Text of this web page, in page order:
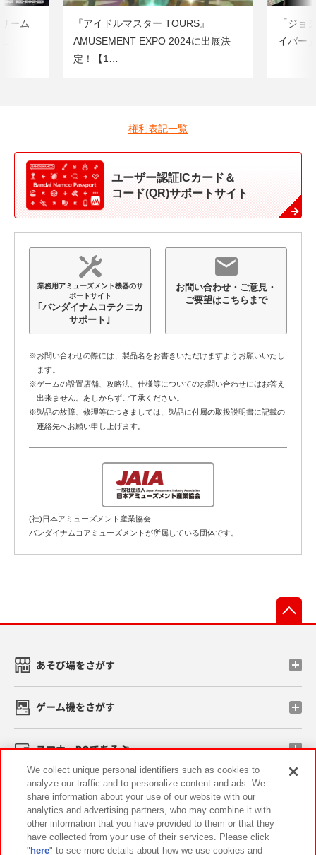
ーム
『アイドルマスター TOURS』
AMUSEMENT EXPO 2024に出展決
定！【1…
「ジョ
イバー
権利表記一覧
ユーザー認証ICカード＆
コード(QR)サポートサイト
業務用アミューズメント機器のサ
ポートサイト
｢バンダイナムコテクニカ
サポート｣
お問い合わせ・ご意見・
ご要望はこちらまで
※お問い合わせの際には、製品名をお書きいただけますようお願いいたし
ます。
※ゲームの設置店舗、攻略法、仕様等についてのお問い合わせにはお答え
出来ません。あしからずご了承ください。
※製品の故障、修理等につきましては、製品に付属の取扱説明書に記載の
連絡先へお願い申し上げます。
(社)日本アミューズメント産業協会
バンダイナムコアミューズメントが所属している団体です。
あそび場をさがす
ゲーム機をさがす
スマホ・PCであそぶ
イベント・キャンペーン
We collect unique personal identifiers such as cookies to
analyze our traffic and to personalize content and ads. We
share information about your use of our website with our
analytics and advertising partners, who may combine it with
other information that you have provided to them or that they
have collected from your use of their services. Please click
" here" to see more details about how we use cookies and